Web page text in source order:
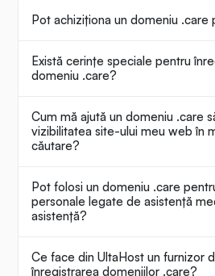
Pot achiziționa un domeniu .care
Există cerințe speciale pentru
domeniu .care?
Cum mă ajută un domeniu .care
vizibilitatea site-ului meu web în
căutare?
Pot folosi un domeniu .care
personale legate de asistență
asistență?
Ce face din UltaHost un furnizor
înregistrarea domeniilor .care?